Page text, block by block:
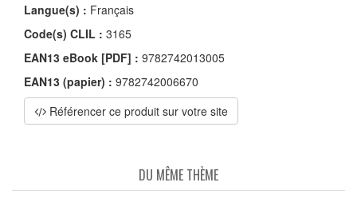
Langue(s) : Français
Code(s) CLIL : 3165
EAN13 eBook [PDF] : 9782742013005
EAN13 (papier) : 9782742006670
Référencer ce produit sur votre site
DU MÊME THÈME